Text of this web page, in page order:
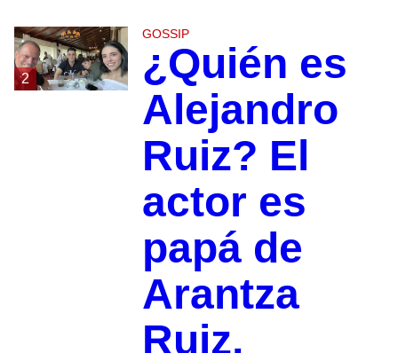
2
GOSSIP
¿Quién es
Alejandro
Ruiz? El
actor es
papá de
Arantza
Ruiz,